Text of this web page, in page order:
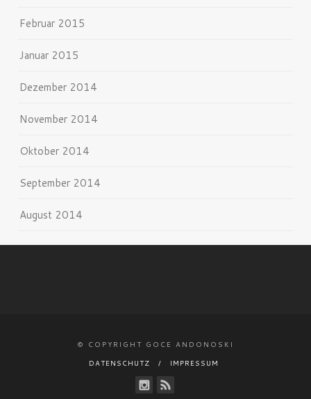
Februar 2015
Januar 2015
Dezember 2014
November 2014
Oktober 2014
September 2014
August 2014
© COPYRIGHT GOCE ANDONOSKI
DATENSCHUTZ
IMPRESSUM